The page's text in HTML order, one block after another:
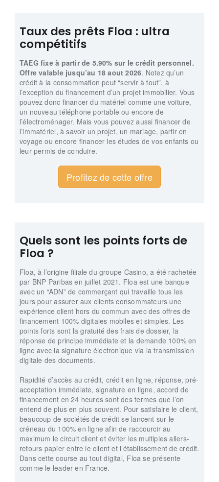
Taux des prêts Floa : ultra
compétitifs
TAEG fixe à partir de 5.90% sur le crédit personnel.
Offre valable jusqu’au 18 aout 2026. Notez qu’un
crédit à la consommation peut “servir à tout”, à
l’exception du financement d’un projet immobilier. Vous
pouvez donc financer du matériel comme une voiture,
un nouveau téléphone portable ou encore de
l’électroménager. Mais vous pouvez aussi financer de
l’immatériel, à savoir un projet, un mariage, partir en
voyage ou encore financer les études de vos enfants ou
leur permis de conduire.
Profitez de cette offre
Quels sont les points forts de
Floa ?
Floa, à l’origine filiale du groupe Casino, a été rachetée
par BNP Paribas en juillet 2021. Floa est une banque
avec un “ADN” de commerçant qui travaille tous les
jours pour assurer aux clients consommateurs une
expérience client hors du commun avec des offres de
financement 100% digitales mobiles et simples. Les
points forts sont la gratuité des frais de dossier, la
réponse de principe immédiate et la demande 100% en
ligne avec la signature électronique via la transmission
digitale des documents.
Rapidité d’accès au crédit, crédit en ligne, réponse, pré-
acceptation immédiate, signature en ligne, accord de
financement en 24 heures sont des termes que l’on
entend de plus en plus souvent. Pour satisfaire le client,
beaucoup de sociétés de crédit se lancent sur le
créneau du 100% en ligne afin de raccourcir au
maximum le circuit client et éviter les multiples allers-
retours papier entre le client et l’établissement de crédit.
Dans cette course au tout digital, Floa se présente
comme le leader en France.